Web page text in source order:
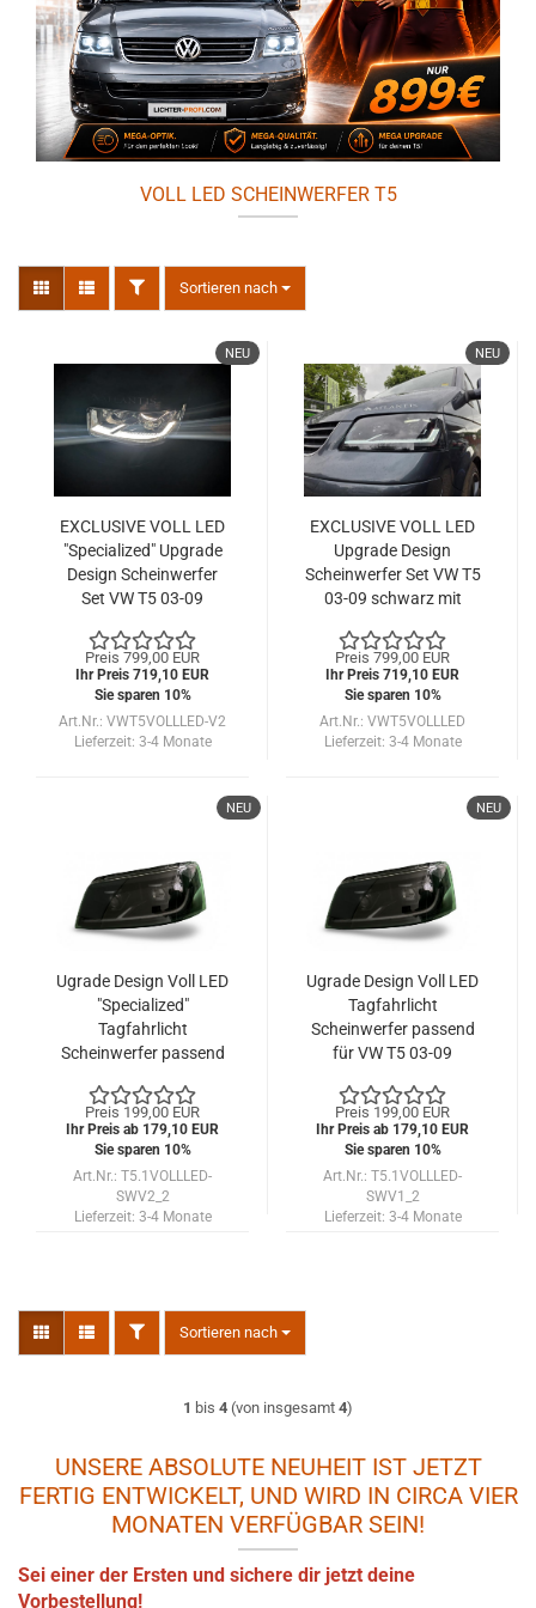
VOLL LED SCHEINWERFER T5
FILTERSortieren nach
Sortieren nach
NEU
EXCLUSIVE VOLL LED
"Specialized" Upgrade
Design Scheinwerfer
Set VW T5 03-09
Preis 799,00 EUR
Ihr Preis 719,10 EUR
Sie sparen 10%
Art.Nr.: VWT5VOLLLED-V2
Lieferzeit: 3-4 Monate
NEU
EXCLUSIVE VOLL LED
Upgrade Design
Scheinwerfer Set VW T5
03-09 schwarz mit
und dyn. LED Blinker
Preis 799,00 EUR
Ihr Preis 719,10 EUR
Sie sparen 10%
Art.Nr.: VWT5VOLLLED
Lieferzeit: 3-4 Monate
NEU
Ugrade Design Voll LED
"Specialized"
Tagfahrlicht
Scheinwerfer passend
schwarz ohne Dynamik
und ohne Welcome-
Funktion
Preis 199,00 EUR
Ihr Preis ab 179,10 EUR
Sie sparen 10%
Art.Nr.: T5.1VOLLLED-
SWV2_2
Lieferzeit: 3-4 Monate
NEU
Ugrade Design Voll LED
Tagfahrlicht
Scheinwerfer passend
für VW T5 03-09
und Welcome-Funktion
Preis 199,00 EUR
Ihr Preis ab 179,10 EUR
Sie sparen 10%
Art.Nr.: T5.1VOLLLED-
SWV1_2
Lieferzeit: 3-4 Monate
FILTERSortieren nach
Sortieren nach
1 bis 4 (von insgesamt 4)
UNSERE ABSOLUTE NEUHEIT IST JETZT
FERTIG ENTWICKELT, UND WIRD IN CIRCA VIER
MONATEN VERFÜGBAR SEIN!
Sei einer der Ersten und sichere dir jetzt deine
Vorbestellung!